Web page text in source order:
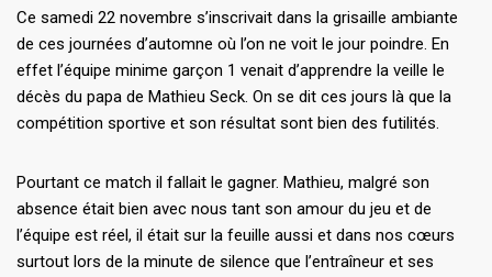
Ce samedi 22 novembre s’inscrivait dans la grisaille ambiante
de ces journées d’automne où l’on ne voit le jour poindre. En
effet l’équipe minime garçon 1 venait d’apprendre la veille le
décès du papa de Mathieu Seck. On se dit ces jours là que la
compétition sportive et son résultat sont bien des futilités.
Pourtant ce match il fallait le gagner. Mathieu, malgré son
absence était bien avec nous tant son amour du jeu et de
l’équipe est réel, il était sur la feuille aussi et dans nos cœurs
surtout lors de la minute de silence que l’entraîneur et ses